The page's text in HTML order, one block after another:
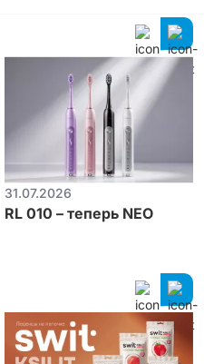
31.07.2026
RL 010 – теперь NEO